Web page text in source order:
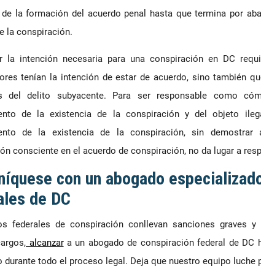
la formación del acuerdo penal hasta que termina por
la conspiración.
la intención necesaria para una conspiración en DC
tenían la intención de estar de acuerdo, sino también
del delito subyacente. Para ser responsable como
de la existencia de la conspiración y del objeto
de la existencia de la conspiración, sin demostrar
consciente en el acuerdo de conspiración, no da lugar a
con un abogado
de DC
federales de conspiración conllevan sanciones graves
alcanzara un abogado de conspiración federal de DC
durante todo el proceso legal. Deja que nuestro equipo luche